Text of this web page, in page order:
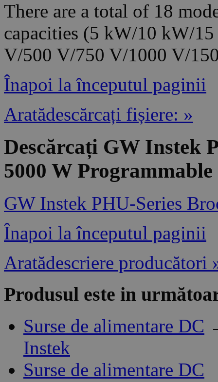
There are a total of 18
capacities (5 kW/10 kW/
V/500 V/750 V/1000 V/
Înapoi la începutul paginii
Aratădescărcați fișiere: »
Descărcați GW Instek
5000 W
GW Instek PHU-Series
Înapoi la începutul paginii
Aratădescriere producători
Produsul este in
Surse de alimentare DC
Instek
Surse de alimentare DC